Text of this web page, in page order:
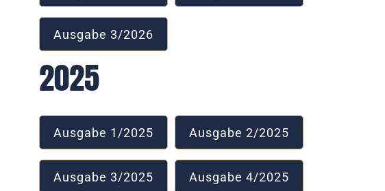
Ausgabe 3/2026
2025
Ausgabe 1/2025 Ausgabe 2/2025
Ausgabe 3/2025 Ausgabe 4/2025